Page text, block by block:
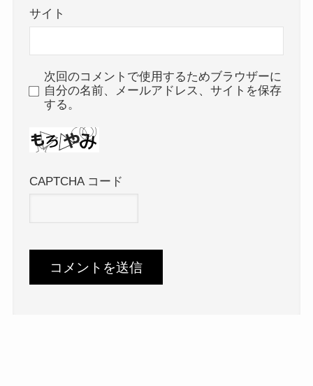
サイト
次回のコメントで使用するためブラウザーに
自分の名前、メールアドレス、サイトを保存
する。
CAPTCHA コード